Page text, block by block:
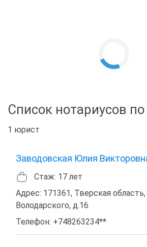
Список нотариусов по
1 юрист
Заводовская Юлия
Стаж: 17 лет
Адрес: 171361, Тверская область,
Володарского, д.16
Телефон: +748263234**